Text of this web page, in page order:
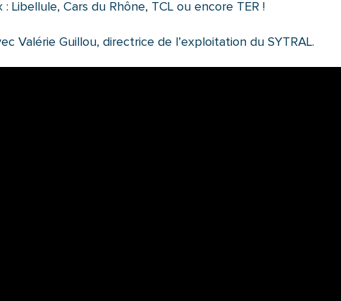
: Libellule, Cars du Rhône, TCL ou encore TER !
Valérie Guillou, directrice de l’exploitation du SYTRAL.